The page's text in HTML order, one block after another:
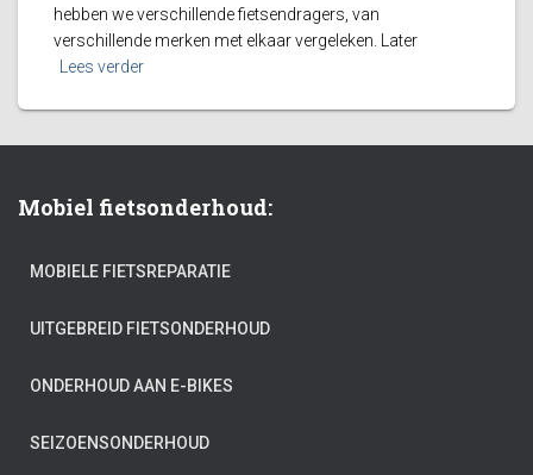
hebben we verschillende fietsendragers, van
verschillende merken met elkaar vergeleken. Later
Lees verder
Mobiel fietsonderhoud:
MOBIELE FIETSREPARATIE
UITGEBREID FIETSONDERHOUD
ONDERHOUD AAN E-BIKES
SEIZOENSONDERHOUD